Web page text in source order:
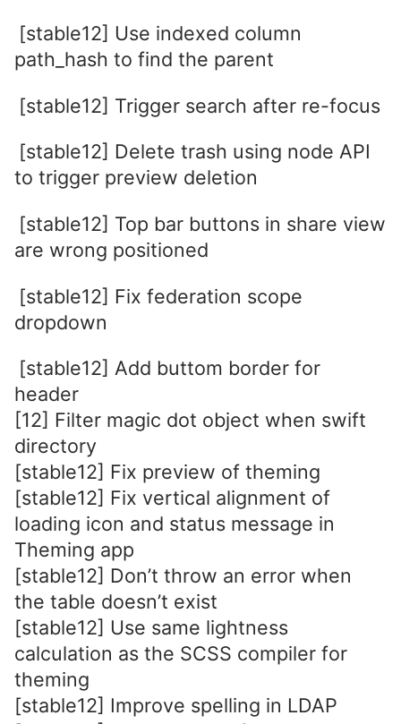
[stable12] Use indexed column
path_hash to find the parent
[stable12] Trigger search after re-focus
[stable12] Delete trash using node API
to trigger preview deletion
[stable12] Top bar buttons in share view
are wrong positioned
[stable12] Fix federation scope
dropdown
[stable12] Add buttom border for
header
[12] Filter magic dot object when swift
directory
[stable12] Fix preview of theming
[stable12] Fix vertical alignment of
loading icon and status message in
Theming app
[stable12] Don’t throw an error when
the table doesn’t exist
[stable12] Use same lightness
calculation as the SCSS compiler for
theming
[stable12] Improve spelling in LDAP